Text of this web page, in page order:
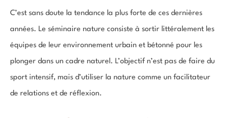
C’est sans doute la tendance la plus forte de ces dernières
années. Le séminaire nature consiste à sortir littéralement les
équipes de leur environnement urbain et bétonné pour les
plonger dans un cadre naturel. L’objectif n’est pas de faire du
sport intensif, mais d’utiliser la nature comme un facilitateur
de relations et de réflexion.